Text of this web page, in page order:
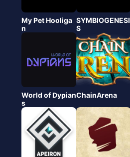
My Pet Hooliga
n
SYMBIOGENESI
S
World of Dypian
s
ChainArena